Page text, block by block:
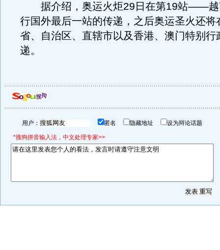
据介绍，奥运火炬29日在第19站——越
行国外最后一站的传递，之后奥运圣火还将
省、自治区、直辖市以及香港、澳门特别行
递。
用户： 匿名 隐藏地址 设为辩论话题
*搜狗拼音输入法，中文处理专家>>